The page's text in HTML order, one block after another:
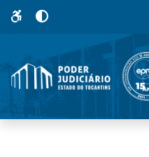
para
site
5
modo
de
alto